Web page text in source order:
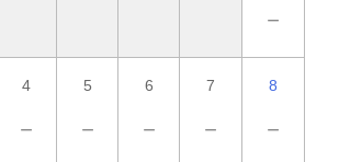
－
4
－
5
－
6
－
7
－
8
－